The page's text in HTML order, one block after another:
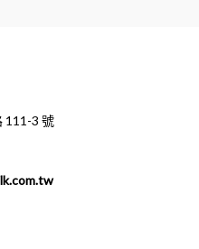
111-3 號